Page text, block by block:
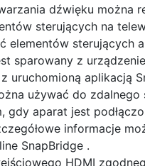
dźwięku można
sterujących na
elementów sterujących
sparowany z
uruchomioną aplikacją
używać do zdalnego
gdy aparat jest
informacje
SnapBridge .
HDMI